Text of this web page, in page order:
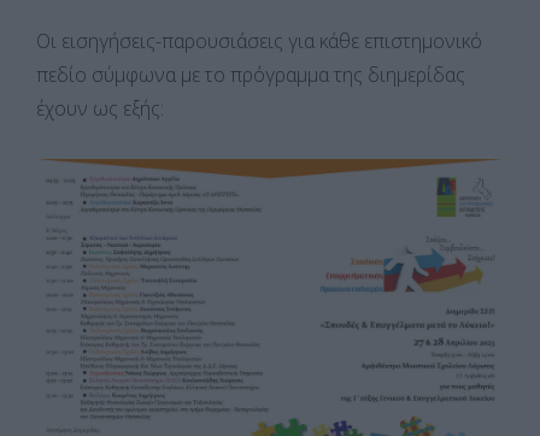
Οι εισηγήσεις-παρουσιάσεις για κάθε επιστημονικό
πεδίο σύμφωνα με το πρόγραμμα της διημερίδας
έχουν ως εξής: